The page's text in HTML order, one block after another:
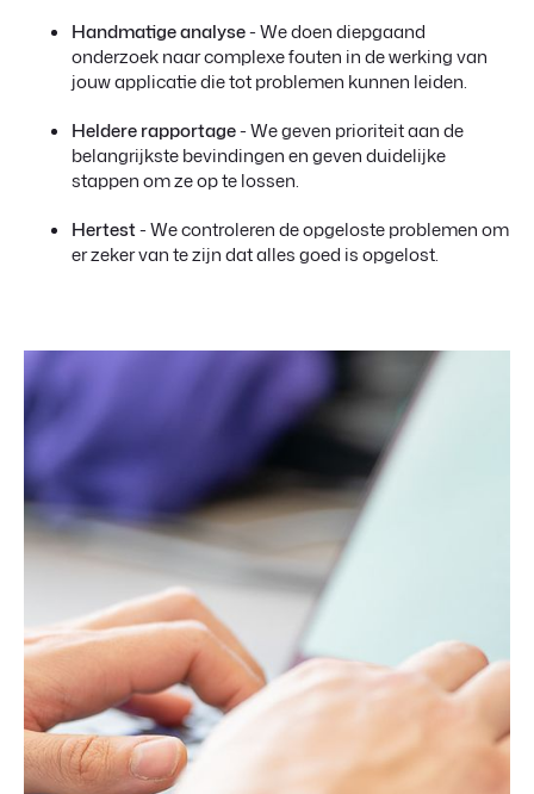
Handmatige analyse- We doen diepgaand
onderzoek naar complexe fouten in de werking van
jouw applicatie die tot problemen kunnen leiden.
Heldere rapportage- We geven prioriteit aan de
belangrijkste bevindingen en geven duidelijke
stappen om ze op te lossen.
Hertest- We controleren de opgeloste problemen om
er zeker van te zijn dat alles goed is opgelost.